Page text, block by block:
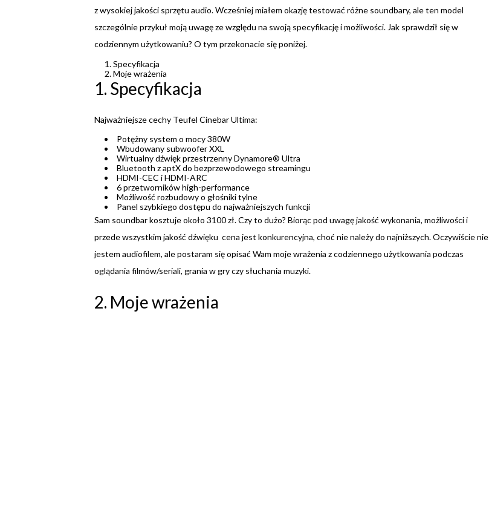
z wysokiej jakości sprzętu audio. Wcześniej miałem okazję testować różne soundbary, ale ten model
szczególnie przykuł moją uwagę ze względu na swoją specyfikację i możliwości. Jak sprawdził się w
codziennym użytkowaniu? O tym przekonacie się poniżej.
Specyfikacja
Moje wrażenia
1. Specyfikacja
Najważniejsze cechy Teufel Cinebar Ultima:
Potężny system o mocy 380W
Wbudowany subwoofer XXL
Wirtualny dźwięk przestrzenny Dynamore® Ultra
Bluetooth z aptX do bezprzewodowego streamingu
HDMI-CEC i HDMI-ARC
6 przetworników high-performance
Możliwość rozbudowy o głośniki tylne
Panel szybkiego dostępu do najważniejszych funkcji
Sam soundbar kosztuje około 3100 zł. Czy to dużo? Biorąc pod uwagę jakość wykonania, możliwości i
przede wszystkim jakość dźwięku cena jest konkurencyjna, choć nie należy do najniższych. Oczywiście nie
jestem audiofilem, ale postaram się opisać Wam moje wrażenia z codziennego użytkowania podczas
oglądania filmów/seriali, grania w gry czy słuchania muzyki.
2. Moje wrażenia